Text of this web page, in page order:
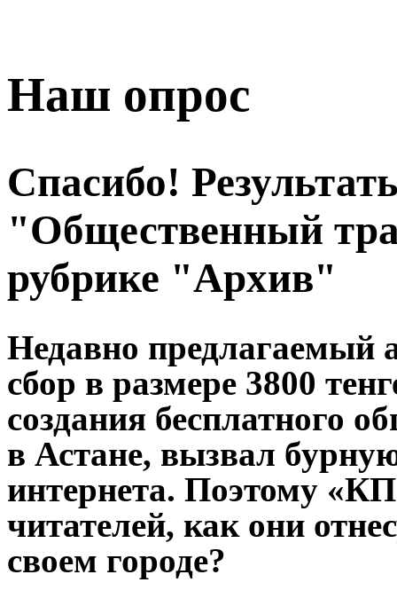
Наш опрос
Спасибо!
"Общественный
рубрике "Архив"
Недавно
сбор в размере 3800
создания бесплатного
в Астане, вызвал
интернета. Поэтому
читателей, как они
своем городе?